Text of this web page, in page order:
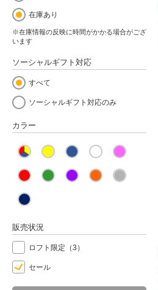
在庫あり
※在庫情報の反映に時間がかかる場合がござ
います
ソーシャルギフト対応
すべて
ソーシャルギフト対応のみ
カラー
販売状況
ロフト限定 （3）
セール